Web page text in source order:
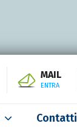
MAIL
ENTRA
Contatti